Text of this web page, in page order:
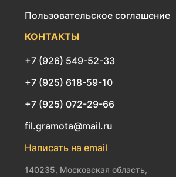
Пользовательское соглашение
КОНТАКТЫ
+7 (926) 549-52-33
+7 (925) 618-59-10
+7 (925) 072-29-66
fil.gramota@mail.ru
Написать на email
140235, Московская область,